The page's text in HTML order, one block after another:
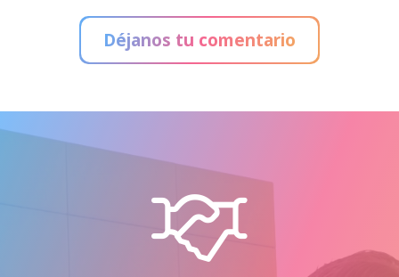
Déjanos tu comentario